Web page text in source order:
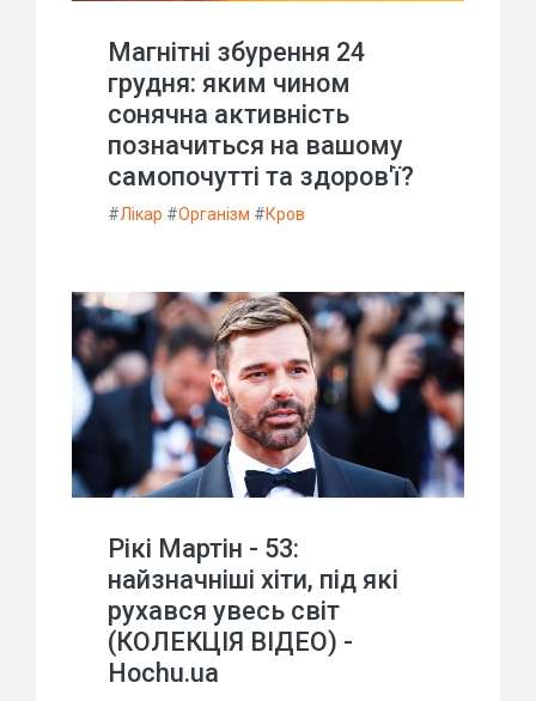
Магнітні збурення 24
грудня: яким чином
сонячна активність
позначиться на вашому
самопочутті та здоров'ї?
#Лікар #Організм #Кров
Рікі Мартін - 53:
найзначніші хіти, під які
рухався увесь світ
(КОЛЕКЦІЯ ВІДЕО) -
Hochu.ua